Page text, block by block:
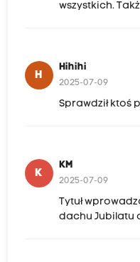
wszystkich.
H
Hihihi
2025-07-09
Sprawdził ktoś
K
KM
2025-07-09
Tytuł
dachu Jubilatu